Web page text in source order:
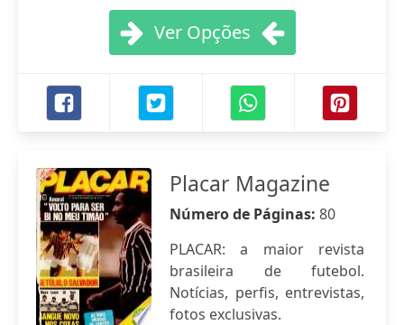
Ver Opções
Placar Magazine
Número de Páginas: 80
PLACAR: a maior revista
brasileira de futebol.
Notícias, perfis, entrevistas,
fotos exclusivas.